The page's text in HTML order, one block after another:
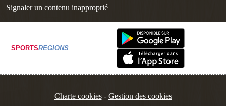
Signaler un contenu inapproprié
SPORTSREGIONS
Charte cookies Gestion des cookies